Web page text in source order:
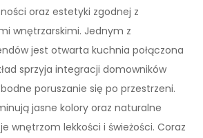
oraz estetyki zgodnej z
wnętrzarskimi. Jednym z
jest otwarta kuchnia połączona
sprzyja integracji domowników
poruszanie się po przestrzeni.
jasne kolory oraz naturalne
wnętrzom lekkości i świeżości. Coraz